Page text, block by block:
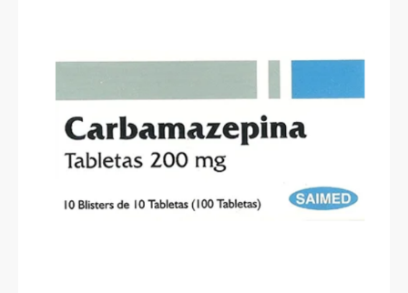
Tabletas
Distribuidores
cantidad